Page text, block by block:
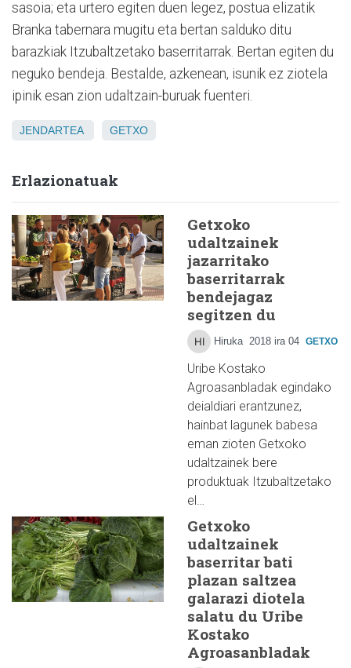
sasoia; eta urtero egiten duen legez, postua elizatik
Branka tabernara mugitu eta bertan salduko ditu
barazkiak Itzubaltzetako baserritarrak. Bertan egiten du
neguko bendeja. Bestalde, azkenean, isunik ez ziotela
ipinik esan zion udaltzain-buruak fuenteri.
JENDARTEA GETXO
Erlazionatuak
Getxoko
udaltzainek
jazarritako
baserritarrak
bendejagaz
segitzen du
Hiruka 2018 ira 04 GETXO
Uribe Kostako
Agroasanbladak egindako
deialdiari erantzunez,
hainbat lagunek babesa
eman zioten Getxoko
udaltzainek bere
produktuak Itzubaltzetako
el…
Getxoko
udaltzainek
baserritar bati
plazan saltzea
galarazi diotela
salatu du Uribe
Kostako
Agroasanbladak